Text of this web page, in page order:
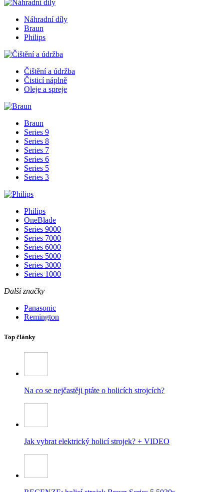
Náhradní díly
Braun
Philips
Čištění a údržba
Čisticí náplně
Oleje a spreje
Braun
Series 9
Series 8
Series 7
Series 6
Series 5
Series 3
Philips
OneBlade
Series 9000
Series 7000
Series 6000
Series 5000
Series 3000
Series 1000
Další značky
Panasonic
Remington
Top články
Na co se nejčastěji ptáte o holicích strojcích?
Jak vybrat elektrický holicí strojek? + VIDEO